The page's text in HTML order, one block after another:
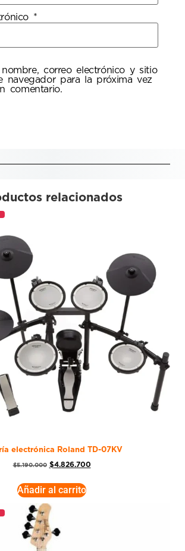
*
correo electrónico y sitio
navegador para la próxima vez
comentario.
relacionados
electrónica Roland TD-07KV
$5.190.000 $4.826.700
Añadir al carrito